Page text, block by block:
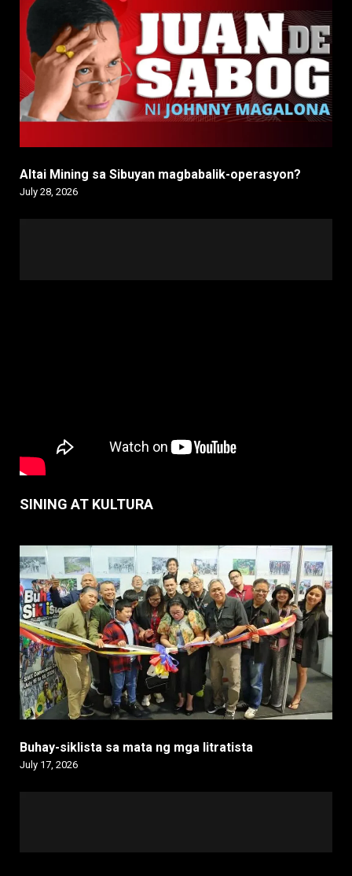
Altai Mining sa Sibuyan magbabalik-operasyon?
July 28, 2026
SINING AT KULTURA
Buhay-siklista sa mata ng mga litratista
July 17, 2026